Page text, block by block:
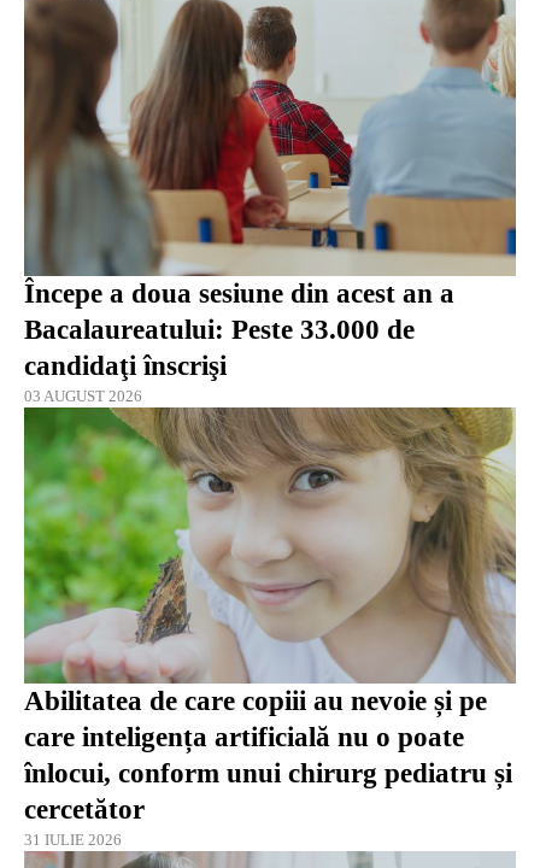
Începe a doua sesiune din acest an a
Bacalaureatului: Peste 33.000 de
candidaţi înscrişi
03 AUGUST 2026
Abilitatea de care copiii au nevoie și pe
care inteligența artificială nu o poate
înlocui, conform unui chirurg pediatru și
cercetător
31 IULIE 2026